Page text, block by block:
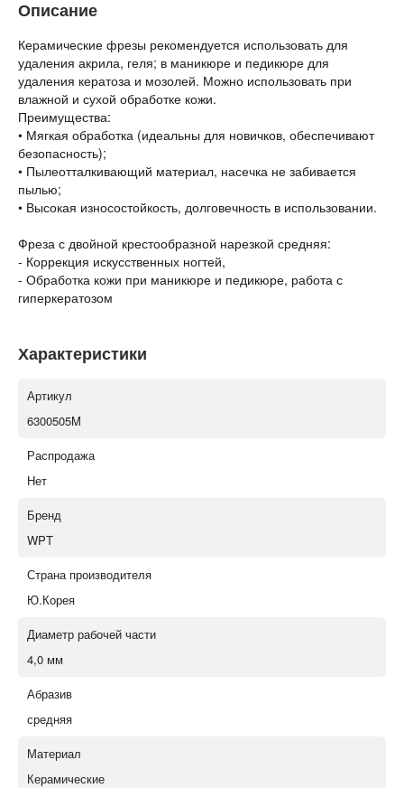
Описание
Керамические фрезы рекомендуется использовать для
удаления акрила, геля; в маникюре и педикюре для
удаления кератоза и мозолей. Можно использовать при
влажной и сухой обработке кожи.
Преимущества:
• Мягкая обработка (идеальны для новичков, обеспечивают
безопасность);
• Пылеотталкивающий материал, насечка не забивается
пылью;
• Высокая износостойкость, долговечность в использовании.
Фреза с двойной крестообразной нарезкой средняя:
- Коррекция искусственных ногтей,
- Обработка кожи при маникюре и педикюре, работа с
гиперкератозом
Характеристики
Артикул
6300505M
Распродажа
Нет
Бренд
WPT
Страна производителя
Ю.Корея
Диаметр рабочей части
4,0 мм
Абразив
средняя
Материал
Керамические